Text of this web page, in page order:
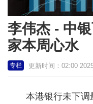
李伟杰 - 中
家本周心水
专栏 更新时间：02:00
本港银行未下调